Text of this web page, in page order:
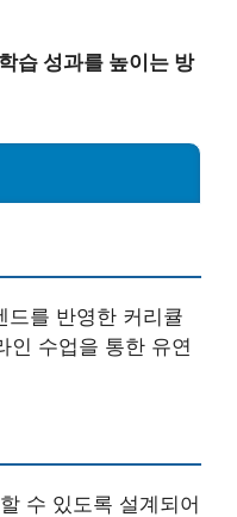
습 성과를 높이는 방
드를 반영한 커리큘
인 수업을 통한 유연
수 있도록 설계되어